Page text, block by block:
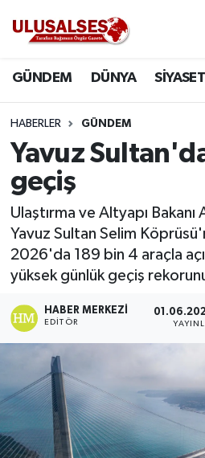
GÜNDEM DÜNYA SİYASET
HABERLER GÜNDEM
Yavuz
geçiş
Ulaştırma ve Altyapı
Yavuz Sultan Selim
2026'da 189 bin 4 araçla
yüksek günlük geçiş rekorunun
HABER MERKEZI
EDITÖR
DÜNYA
SİYASET
EKONOMİ
EĞİTİM
MAGAZİN
SPOR
Trafik Durumu
Süper Lig Puan Durumu
Tüm Manşetler
Son Dakika Haberleri